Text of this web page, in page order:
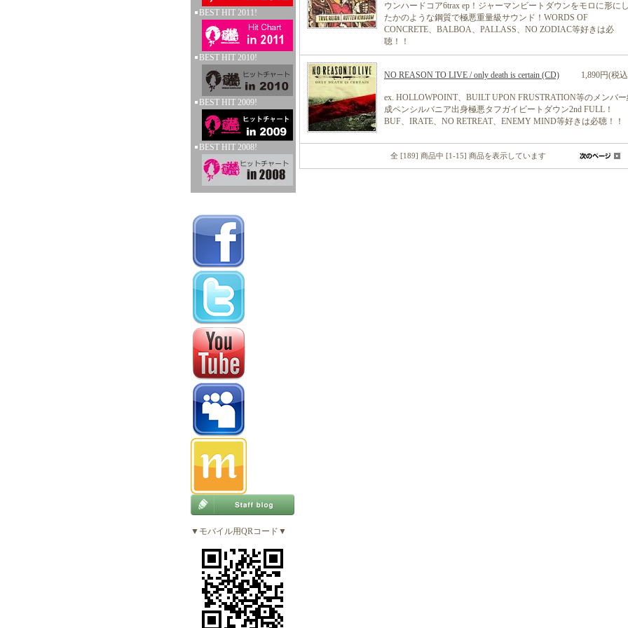
BEST HIT 2011!
BEST HIT 2010!
BEST HIT 2009!
BEST HIT 2008!
▼モバイル用QRコード▼
ウンハードコア6trax ep！ジャーマンビートダウンをモロに形にし
たかのような鋼質で極悪重量級サウンド！WORDS OF
CONCRETE、BALBOA、PALLASS、NO ZODIAC等好きは必
聴！！
NO REASON TO LIVE / only death is certain (CD) 1,890円(税
ex. HOLLOWPOINT、BUILT UPON FRUSTRATION等のメンバ
成ペンシルバニア出身極悪タフガイビートダウン2nd FULL！
BUF、IRATE、NO RETREAT、ENEMY MIND等好きは必聴！！
全 [189] 商品中 [1-15] 商品を表示しています